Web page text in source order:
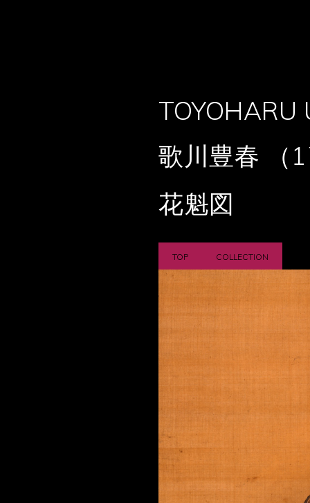
TOYOHARU
歌川豊春 （
花魁図
TOP COLLECTION